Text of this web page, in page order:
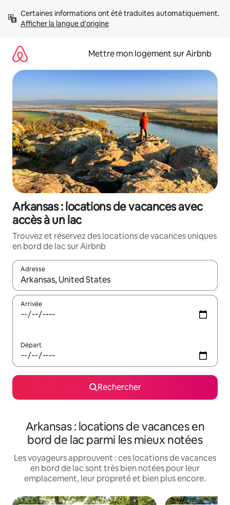
directement
Afficher la langue d'origine
Mettre mon logement sur Airbnb
Arkansas : locations de vacances avec
accès à un lac
Trouvez et réservez des locations de vacances uniques
en bord de lac sur Airbnb
Adresse
Lorsque les résultats s'affichent, utilisez les flèches vers le
Arrivée
Départ
Rechercher
Arkansas : locations de vacances en
bord de lac parmi les mieux notées
Les voyageurs approuvent : ces locations de vacances
en bord de lac sont très bien notées pour leur
emplacement, leur propreté et bien plus encore.